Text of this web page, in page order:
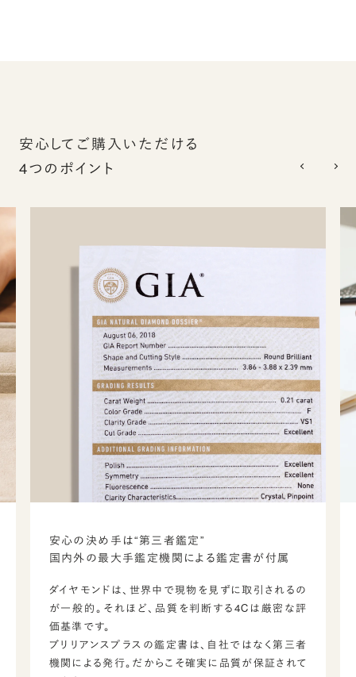
安心してご購入いただける
4つのポイント
安心の決め手は“第三者鑑定”
国内外の最大手鑑定機関による鑑定書が付属
ダイヤモンドは、世界中で現物を見ずに取引されるの
が一般的。それほど、品質を判断する4Cは厳密な評
価基準です。
ブリリアンスプラスの鑑定書は、自社ではなく第三者
機関による発行。だからこそ確実に品質が保証されて